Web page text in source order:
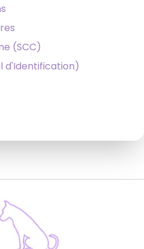
(SCC)
d'Identification)